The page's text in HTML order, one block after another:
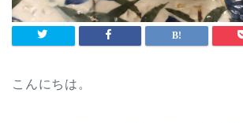
こんにちは。